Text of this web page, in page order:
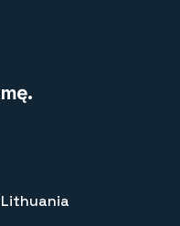
Lithuania